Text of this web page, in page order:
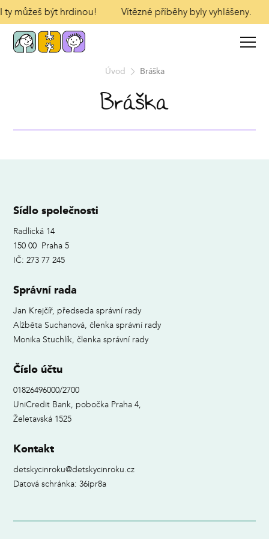
ty můžeš být hrdinou! Vítězné příběhy byly vyhlášeny.
Úvod Bráška
Bráška
Sídlo společnosti
Radlická 14
150 00 Praha 5
IČ: 273 77 245
Správní rada
Jan Krejčíř, předseda správní rady
Alžběta Suchanová, členka správní rady
Monika Stuchlík, členka správní rady
Číslo účtu
01826496000/2700
UniCredit Bank, pobočka Praha 4,
Želetavská 1525
Kontakt
detskycinroku@detskycinroku.cz
Datová schránka: 36ipr8a